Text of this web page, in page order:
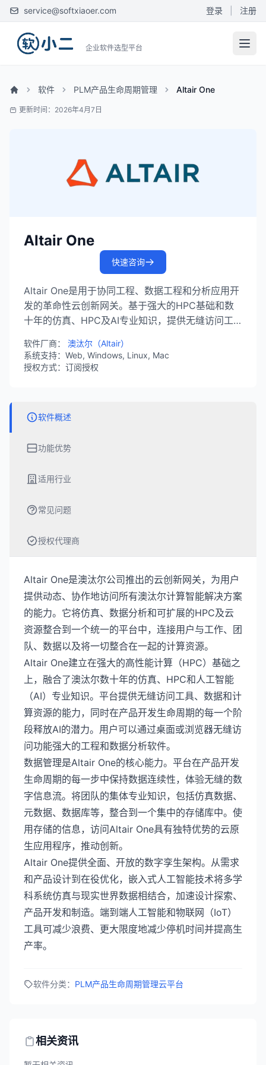
service@softxiaoer.com 登录 注册
企业软件选型平台
软件 PLM产品生命周期管理 Altair One
更新时间：2026年4月7日
Altair One
快速咨询
Altair One是用于协同工程、数据工程和分析应用开
发的革命性云创新网关。基于强大的HPC基础和数
十年的仿真、HPC及AI专业知识，提供无缝访问工
每个阶段释放AI潜力。
软件厂商： 澳汰尔（Altair）
系统支持：Web, Windows, Linux, Mac
授权方式：订阅授权
软件概述
功能优势
适用行业
常见问题
授权代理商
Altair One是澳汰尔公司推出的云创新网关，为用户
提供动态、协作地访问所有澳汰尔计算智能解决方案
的能力。它将仿真、数据分析和可扩展的HPC及云
资源整合到一个统一的平台中，连接用户与工作、团
队、数据以及将一切整合在一起的计算资源。
Altair One建立在强大的高性能计算（HPC）基础之
上，融合了澳汰尔数十年的仿真、HPC和人工智能
（AI）专业知识。平台提供无缝访问工具、数据和计
算资源的能力，同时在产品开发生命周期的每一个阶
段释放AI的潜力。用户可以通过桌面或浏览器无缝访
问功能强大的工程和数据分析软件。
数据管理是Altair One的核心能力。平台在产品开发
生命周期的每一步中保持数据连续性，体验无缝的数
字信息流。将团队的集体专业知识，包括仿真数据、
元数据、数据库等，整合到一个集中的存储库中。使
用存储的信息，访问Altair One具有独特优势的云原
生应用程序，推动创新。
Altair One提供全面、开放的数字孪生架构。从需求
和产品设计到在役优化，嵌入式人工智能技术将多学
科系统仿真与现实世界数据相结合，加速设计探索、
产品开发和制造。端到端人工智能和物联网（IoT）
工具可减少浪费、更大限度地减少停机时间并提高生
产率。
软件分类： PLM产品生命周期管理云平台
相关资讯